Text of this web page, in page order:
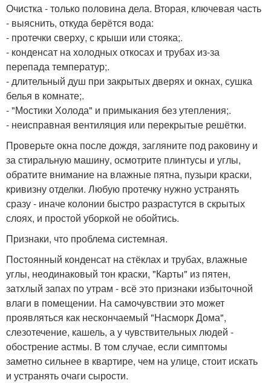
Очистка - только половина дела. Вторая, ключевая часть
- выяснить, откуда берётся вода:
- протечки сверху, с крыши или стояка;.
- конденсат на холодных откосах и трубах из-за
перепада температур;.
- длительный душ при закрытых дверях и окнах, сушка
белья в комнате;.
- "Мостики Холода" и примыкания без утепления;.
- неисправная вентиляция или перекрытые решётки.
Проверьте окна после дождя, загляните под раковину и
за стиральную машину, осмотрите плинтусы и углы,
обратите внимание на влажные пятна, пузыри краски,
кривизну отделки. Любую протечку нужно устранять
сразу - иначе колонии быстро разрастутся в скрытых
слоях, и простой уборкой не обойтись.
Признаки, что проблема системная.
Постоянный конденсат на стёклах и трубах, влажные
углы, неодинаковый тон краски, "Карты" из пятен,
затхлый запах по утрам - всё это признаки избыточной
влаги в помещении. На самочувствии это может
проявляться как нескончаемый "Насморк Дома",
слезотечение, кашель, а у чувствительных людей -
обострение астмы. В том случае, если симптомы
заметно сильнее в квартире, чем на улице, стоит искать
и устранять очаги сырости.